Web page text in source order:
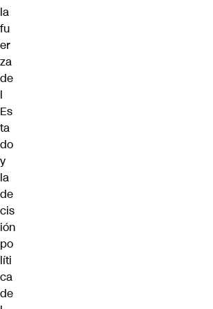
la
fu
er
za
de
l
Es
ta
do
y
la
de
cis
ión
po
líti
ca
de